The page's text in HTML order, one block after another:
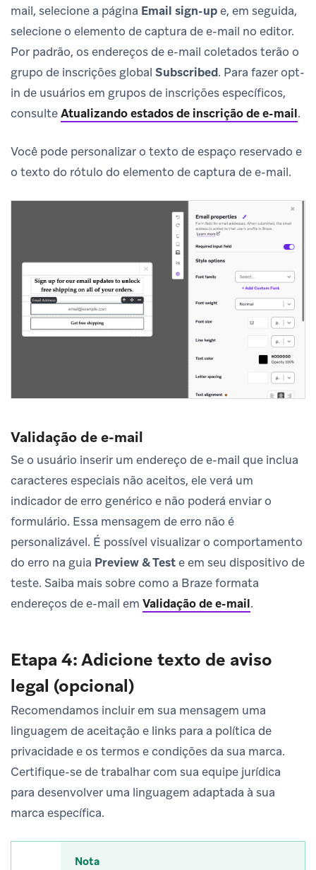
mail, selecione a página Email sign-upe, em seguida,
selecione o elemento de captura de e-mail no editor.
Por padrão, os endereços de e-mail coletados terão o
grupo de inscrições global Subscribed. Para fazer opt-
in de usuários em grupos de inscrições específicos,
consulteAtualizando estados de inscrição de e-mail.
Você pode personalizar o texto de espaço reservado e
o texto do rótulo do elemento de captura de e-mail.
Validação de e-mail
Se o usuário inserir um endereço de e-mail que inclua
caracteres especiais não aceitos, ele verá um
indicador de erro genérico e não poderá enviar o
formulário. Essa mensagem de erro não é
personalizável. É possível visualizar o comportamento
do erro na guia Preview & Teste em seu dispositivo de
teste. Saiba mais sobre como a Braze formata
endereços de e-mail em Validação de e-mail.
Etapa 4: Adicione texto de aviso
legal (opcional)
Recomendamos incluir em sua mensagem uma
linguagem de aceitação e links para a política de
privacidade e os termos e condições da sua marca.
Certifique-se de trabalhar com sua equipe jurídica
para desenvolver uma linguagem adaptada à sua
marca específica.
Nota